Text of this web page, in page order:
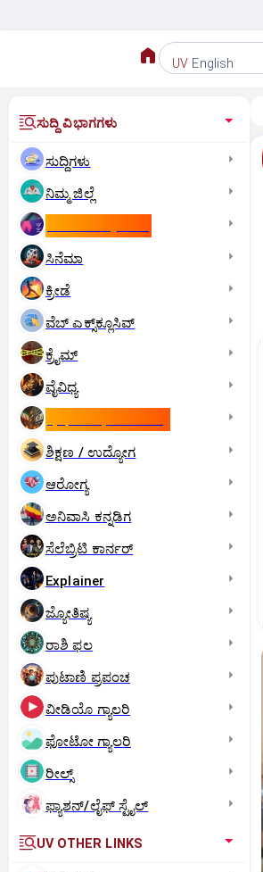
UV English
ಸುದ್ದಿ ವಿಭಾಗಗಳು
ಸುದ್ದಿಗಳು
ನಿಮ್ಮ ಜಿಲ್ಲೆ
ಸಿನೆಮಾ
ಕ್ರೀಡೆ
ವೆಬ್ ಎಕ್ಸ್‌ಕ್ಲೂಸಿವ್
ಕ್ರೈಮ್
ವೈವಿಧ್ಯ
ಶಿಕ್ಷಣ / ಉದ್ಯೋಗ
ಆರೋಗ್ಯ
ಅನಿವಾಸಿ ಕನ್ನಡಿಗ
ಸೆಲೆಬ್ರಿಟಿ ಕಾರ್ನರ್‌
Explainer
ಜ್ಯೋತಿಷ್ಯ
ರಾಶಿ ಫಲ
ಪುಟಾಣಿ ಪ್ರಪಂಚ
ವೀಡಿಯೊ ಗ್ಯಾಲರಿ
ಫೋಟೋ ಗ್ಯಾಲರಿ
ರೀಲ್ಸ್
ಫ್ಯಾಶನ್/ಲೈಫ್‌ ಸ್ಟೈಲ್
UV OTHER LINKS